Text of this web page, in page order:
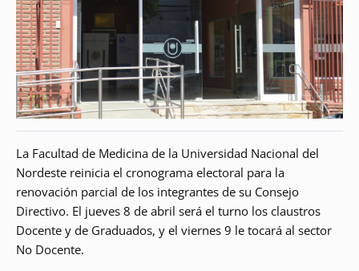
La Facultad de Medicina de la Universidad Nacional del
Nordeste reinicia el cronograma electoral para la
renovación parcial de los integrantes de su Consejo
Directivo. El jueves 8 de abril será el turno los claustros
Docente y de Graduados, y el viernes 9 le tocará al sector
No Docente.